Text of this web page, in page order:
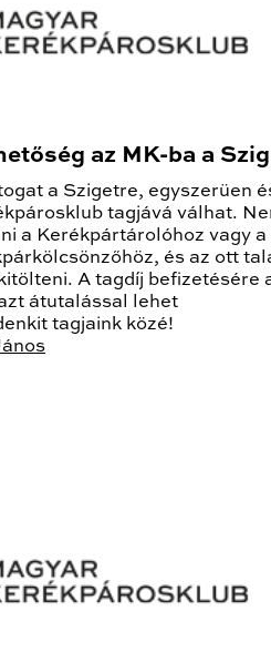
az MK-ba a
a Szigetre, egyszerüen
tagjává válhat.
a Kerékpártárolóhoz vagy
és az ott
A tagdíj befizetésére
átutalással lehet
tagjaink közé!